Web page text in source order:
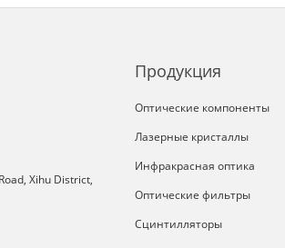
Xihu District,
Продукция
Оптические компоненты
Лазерные кристаллы
Инфракрасная оптика
Оптические фильтры
Сцинтилляторы